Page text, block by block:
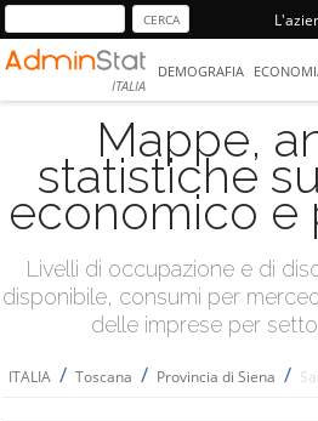
ITALIA
DEMOGRAFIA
Mappe,
statistiche
economico e
Livelli di occupazione e di
disponibile, consumi per
delle imprese per
ITALIA / Toscana / Provincia di Siena /